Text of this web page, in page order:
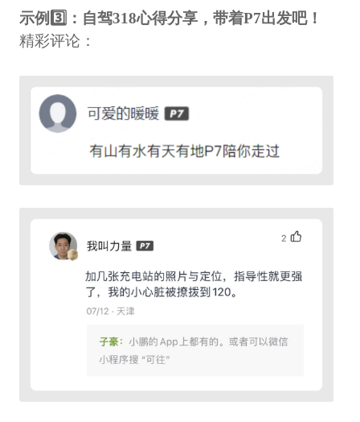
示例3️⃣：自驾318心得分享，带着P7出发吧！
精彩评论：